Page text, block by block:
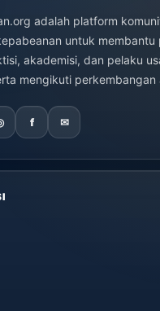
adalah platform
untuk membantu
akademisi, dan pelaku
mengikuti perkembangan
f ✉